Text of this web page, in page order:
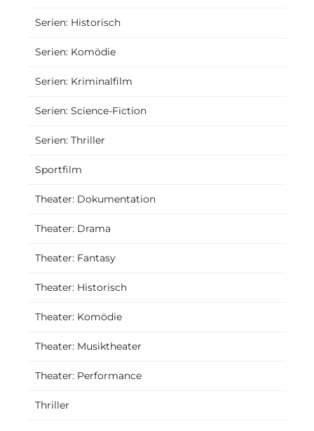
Serien: Historisch
Serien: Komödie
Serien: Kriminalfilm
Serien: Science-Fiction
Serien: Thriller
Sportfilm
Theater: Dokumentation
Theater: Drama
Theater: Fantasy
Theater: Historisch
Theater: Komödie
Theater: Musiktheater
Theater: Performance
Thriller